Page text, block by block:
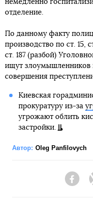
немедленно
отделение.
По данному факту
производство по ст. 15,
ст. 187 (разбой)
ищут злоумышленников
совершения
Киевская
прокуратуру из-за
угрожают облить
застройки.
Автор: Oleg Panfilovych